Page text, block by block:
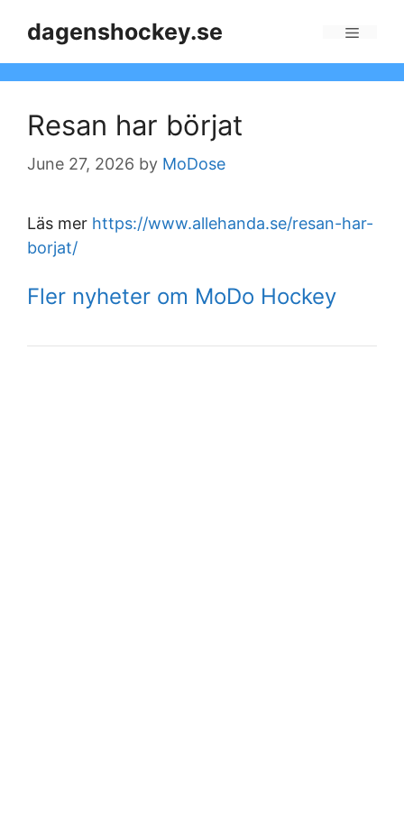
dagenshockey.se
Resan har börjat
June 27, 2026 by MoDose
Läs mer https://www.allehanda.se/resan-har-
borjat/
Fler nyheter om MoDo Hockey